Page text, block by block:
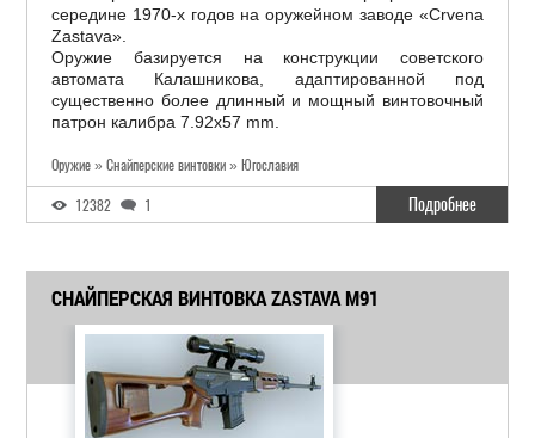
середине 1970-х годов на оружейном заводе «Crvena
Zastava».
Оружие базируется на конструкции советского
автомата Калашникова, адаптированной под
существенно более длинный и мощный винтовочный
патрон калибра 7.92x57 mm.
Оружие » Снайперские винтовки » Югославия
12382 1 Подробнее
СНАЙПЕРСКАЯ ВИНТОВКА ZASTAVA M91